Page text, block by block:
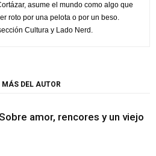
asume el mundo como algo que
roto por una pelota o por un beso.
Cultura y Lado Nerd.
MÁS DEL AUTOR
amor, rencores y un viejo